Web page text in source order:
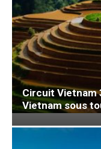
Circuit Vietnam
Vietnam sous